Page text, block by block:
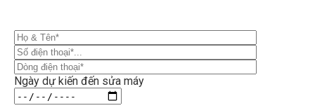
Ngày dự kiến đến sửa máy